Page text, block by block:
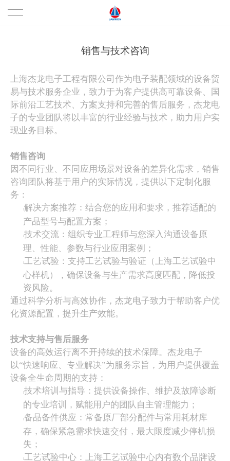
销售与技术咨询
上海杰龙电子工程有限公司作为电子装配领域的设备贸
易与技术服务企业，致力于为客户提供高可靠设备、国
际前沿工艺技术、方案支持和完善的售后服务，杰龙电
子的专业团队将以丰富的行业经验与技术，助力用户实
现业务目标。
销售咨询
因不同行业、不同应用场景对设备的差异化需求，销售
咨询团队将基于用户的实际情况，提供以下定制化服
务：
解决方案推荐：结合您的应用和要求，推荐适配的
产品型号与配置方案；
技术交流：组织专业工程师与您深入沟通设备原
理、性能、参数与行业应用案例；
工艺试验：支持工艺试验与验证（上海工艺试验中
心样机），确保设备与生产需求高度匹配，降低投
资风险。
通过科学分析与高效协作，杰龙电子致力于帮助客户优
化资源配置，提升生产效能。
技术支持与售后服务
设备的高效运行离不开持续的技术保障。杰龙电子
以“快速响应、专业解决”为服务宗旨，为用户提供覆盖
设备全生命周期的支持：
技术培训与指导：提供设备操作、维护及故障诊断
的专业培训，赋能用户的团队自主管理能力；
备品备件供应：常备原厂部分配件与常用耗材库
存，确保紧急需求快速交付，最大限度减少停机损
失；
工艺试验中心：上海工艺试验中心内有数个品牌设
公司概况
人才招聘
产品中心
AmericanBeauty电阻焊接系统
AQUEOUS清洗与清洁度检测
昌驰 三防涂层去除系统
CEIA感应加热与焊接系统
IBL汽相回流焊/Galden汽相液
MANIX芯片引脚成型/切割系统
Meisei军用导线热剥器
MK线缆测试系统
LASERWIRE精密激光导线剥线系统
PVA选择性三防涂覆系统
SEBA旋转除金锡锅
技术服务
备品备件
资料下载
联系我们